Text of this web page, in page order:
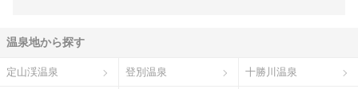
温泉地から探す
定山渓温泉 登別温泉 十勝川温泉